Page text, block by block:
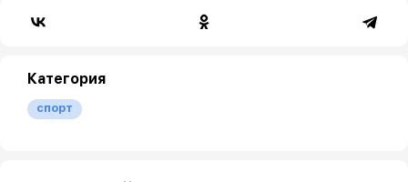
Категория
спорт